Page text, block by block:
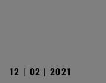
12 | 02 | 2021